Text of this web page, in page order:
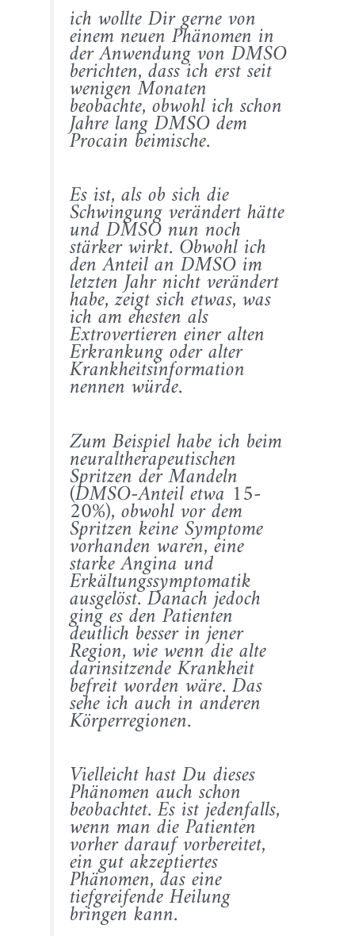
ich wollte Dir gerne von
einem neuen Phänomen in
der Anwendung von DMSO
berichten, dass ich erst seit
wenigen Monaten
beobachte, obwohl ich schon
Jahre lang DMSO dem
Procain beimische.
Es ist, als ob sich die
Schwingung verändert hätte
und DMSO nun noch
stärker wirkt. Obwohl ich
den Anteil an DMSO im
letzten Jahr nicht verändert
habe, zeigt sich etwas, was
ich am ehesten als
Extrovertieren einer alten
Erkrankung oder alter
Krankheitsinformation
nennen würde.
Zum Beispiel habe ich beim
neuraltherapeutischen
Spritzen der Mandeln
(DMSO-Anteil etwa 15-
20%), obwohl vor dem
Spritzen keine Symptome
vorhanden waren, eine
starke Angina und
Erkältungssymptomatik
ausgelöst. Danach jedoch
ging es den Patienten
deutlich besser in jener
Region, wie wenn die alte
darinsitzende Krankheit
befreit worden wäre. Das
sehe ich auch in anderen
Körperregionen.
Vielleicht hast Du dieses
Phänomen auch schon
beobachtet. Es ist jedenfalls,
wenn man die Patienten
vorher darauf vorbereitet,
ein gut akzeptiertes
Phänomen, das eine
tiefgreifende Heilung
bringen kann.